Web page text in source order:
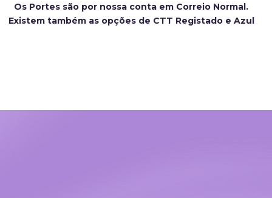
Os Portes são por nossa conta em Correio Normal.
Existem também as opções de CTT Registado e Azul